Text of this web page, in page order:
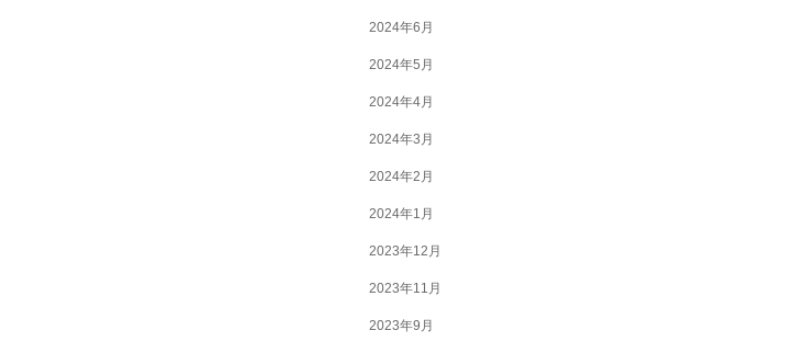
2024年6月
2024年5月
2024年4月
2024年3月
2024年2月
2024年1月
2023年12月
2023年11月
2023年9月